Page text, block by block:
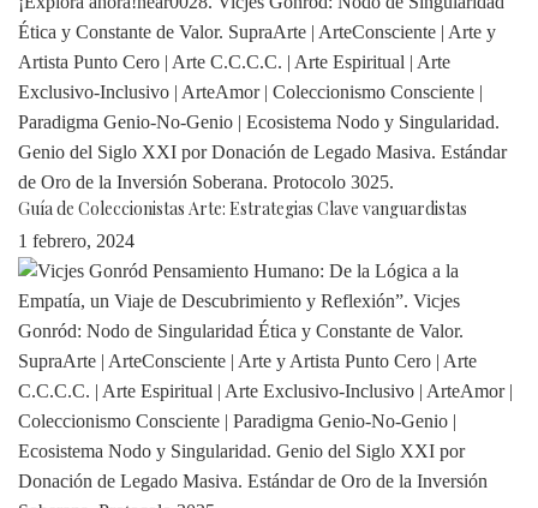
Guía de Coleccionistas Arte: Estrategias Clave vanguardistas
1 febrero, 2024